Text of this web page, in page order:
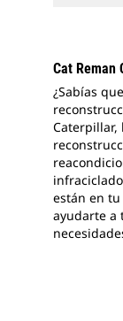
Cat Reman
¿Sabías
Caterpillar,
están en
ayudarte a